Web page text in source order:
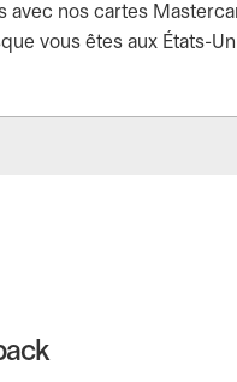
avec nos cartes
vous êtes aux États-